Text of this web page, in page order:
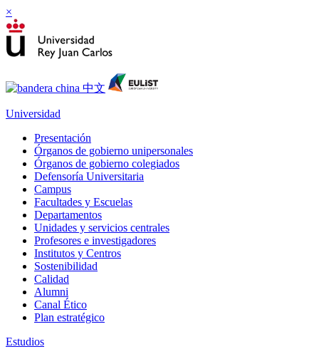
×
Universidad
Presentación
Órganos de gobierno unipersonales
Órganos de gobierno colegiados
Defensoría Universitaria
Campus
Facultades y Escuelas
Departamentos
Unidades y servicios centrales
Profesores e investigadores
Institutos y Centros
Sostenibilidad
Calidad
Alumni
Canal Ético
Plan estratégico
Estudios